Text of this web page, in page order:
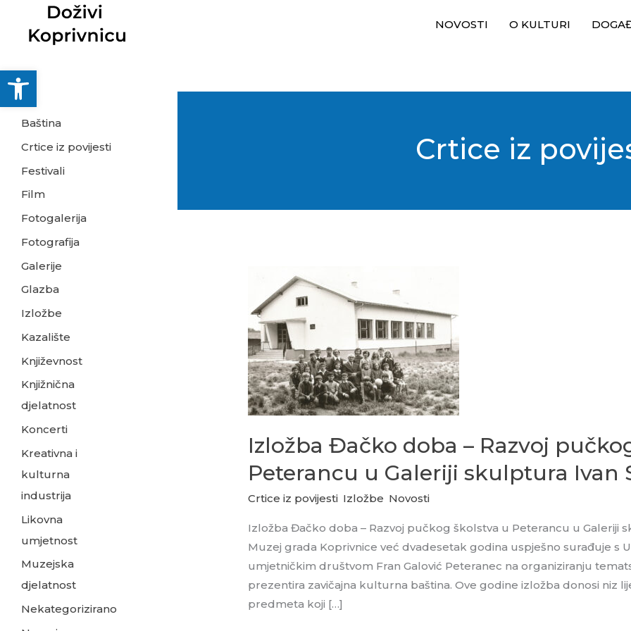
Open toolbar
NOVOSTI O KULTURI
Baština
Crtice iz povijesti
Festivali
Film
Fotogalerija
Fotografija
Galerije
Glazba
Izložbe
Kazalište
Književnost
Knjižnična
djelatnost
Koncerti
Kreativna i
kulturna
industrija
Likovna
umjetnost
Muzejska
djelatnost
Nekategorizirano
Crtice iz
Izložba Đačko doba – Razvoj
Peterancu u Galeriji skulptura Ivan
Crtice iz povijesti Izložbe Novosti
Izložba Đačko doba – Razvoj pučkog školstva u Peterancu u Galeriji
Muzej grada Koprivnice već dvadesetak godina uspješno surađuje s
umjetničkim društvom Fran Galović Peteranec na organiziranju
prezentira zavičajna kulturna baština. Ove godine izložba donosi niz
predmeta koji […]
Đačko
doba
–
Razvoj
pučkog
školstva
u
u
Galeriji
skulptura
Ivan
Sabolić
Peteranec